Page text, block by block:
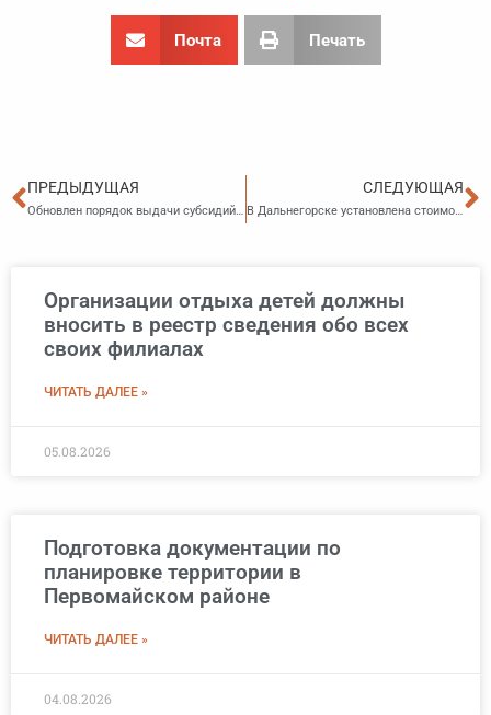
Почта Печать
Пред
ПРЕДЫДУЩАЯ
Обновлен порядок выдачи субсидий сельхозпроизводителям на развитие мелиорации
СЛЕДУЮЩАЯ
В Дальнегорске установлена стоимость 1 кв. м жилья для детей-сирот на 2022 год
Организации отдыха детей должны
вносить в реестр сведения обо всех
своих филиалах
ЧИТАТЬ ДАЛЕЕ »
05.08.2026
Подготовка документации по
планировке территории в
Первомайском районе
ЧИТАТЬ ДАЛЕЕ »
04.08.2026